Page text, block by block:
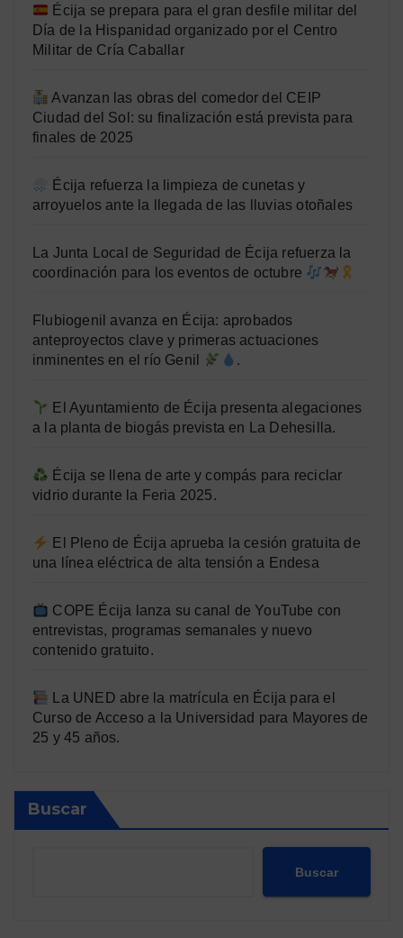
Écija se prepara para el gran desfile militar del
Día de la Hispanidad organizado por el Centro
Militar de Cría Caballar
Avanzan las obras del comedor del CEIP
Ciudad del Sol: su finalización está prevista para
finales de 2025
Écija refuerza la limpieza de cunetas y
arroyuelos ante la llegada de las lluvias otoñales
La Junta Local de Seguridad de Écija refuerza la
coordinación para los eventos de octubre
Flubiogenil avanza en Écija: aprobados
anteproyectos clave y primeras actuaciones
inminentes en el río Genil
.
El Ayuntamiento de Écija presenta alegaciones
a la planta de biogás prevista en La Dehesilla.
Écija se llena de arte y compás para reciclar
vidrio durante la Feria 2025.
El Pleno de Écija aprueba la cesión gratuita de
una línea eléctrica de alta tensión a Endesa
COPE Écija lanza su canal de YouTube con
entrevistas, programas semanales y nuevo
contenido gratuito.
La UNED abre la matrícula en Écija para el
Curso de Acceso a la Universidad para Mayores de
25 y 45 años.
Buscar
Buscar